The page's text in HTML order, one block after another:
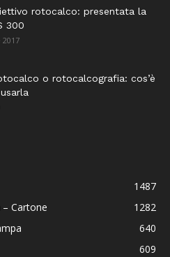
rotocalco: presentata la
300
o rotocalcografia: cos’è
1487
Cartone
1282
640
609